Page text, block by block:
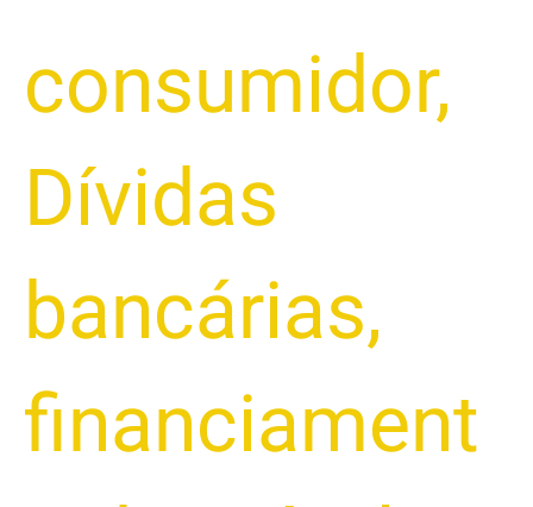
consumidor,
Dívidas
bancárias,
financiament